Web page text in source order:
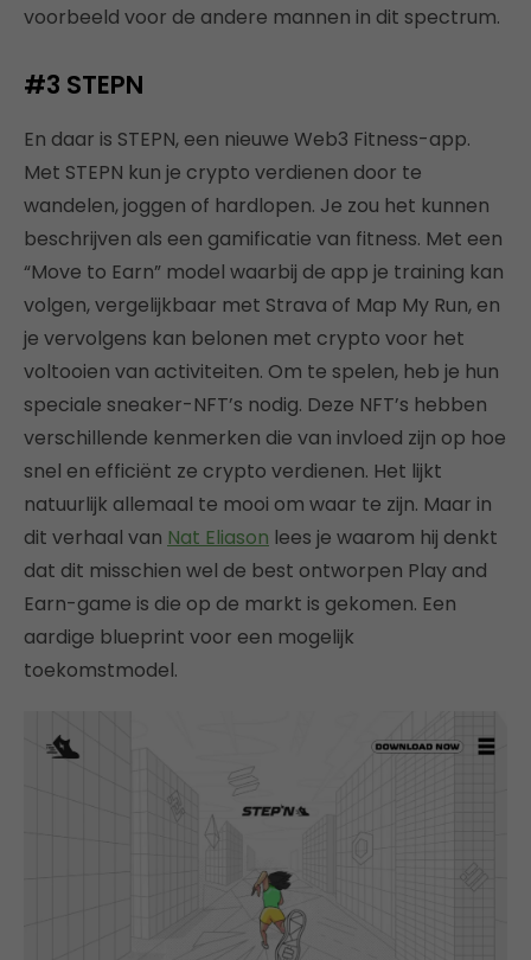
voorbeeld voor de andere mannen in dit spectrum.
#3 STEPN
En daar is STEPN, een nieuwe Web3 Fitness-app.
Met STEPN kun je crypto verdienen door te
wandelen, joggen of hardlopen. Je zou het kunnen
beschrijven als een gamificatie van fitness. Met een
“Move to Earn” model waarbij de app je training kan
volgen, vergelijkbaar met Strava of Map My Run, en
je vervolgens kan belonen met crypto voor het
voltooien van activiteiten. Om te spelen, heb je hun
speciale sneaker-NFT’s nodig. Deze NFT’s hebben
verschillende kenmerken die van invloed zijn op hoe
snel en efficiënt ze crypto verdienen. Het lijkt
natuurlijk allemaal te mooi om waar te zijn. Maar in
dit verhaal van Nat Eliason lees je waarom hij denkt
dat dit misschien wel de best ontworpen Play and
Earn-game is die op de markt is gekomen. Een
aardige blueprint voor een mogelijk
toekomstmodel.